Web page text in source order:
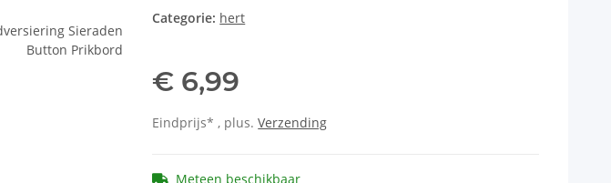
Categorie: hert
€ 6,99
Eindprijs* , plus.Verzending
Meteen beschikbaar